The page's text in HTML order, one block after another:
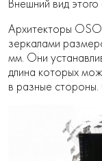
Внешний вид
Архитекторы
зеркалами
мм. Они
длина которых
в разные